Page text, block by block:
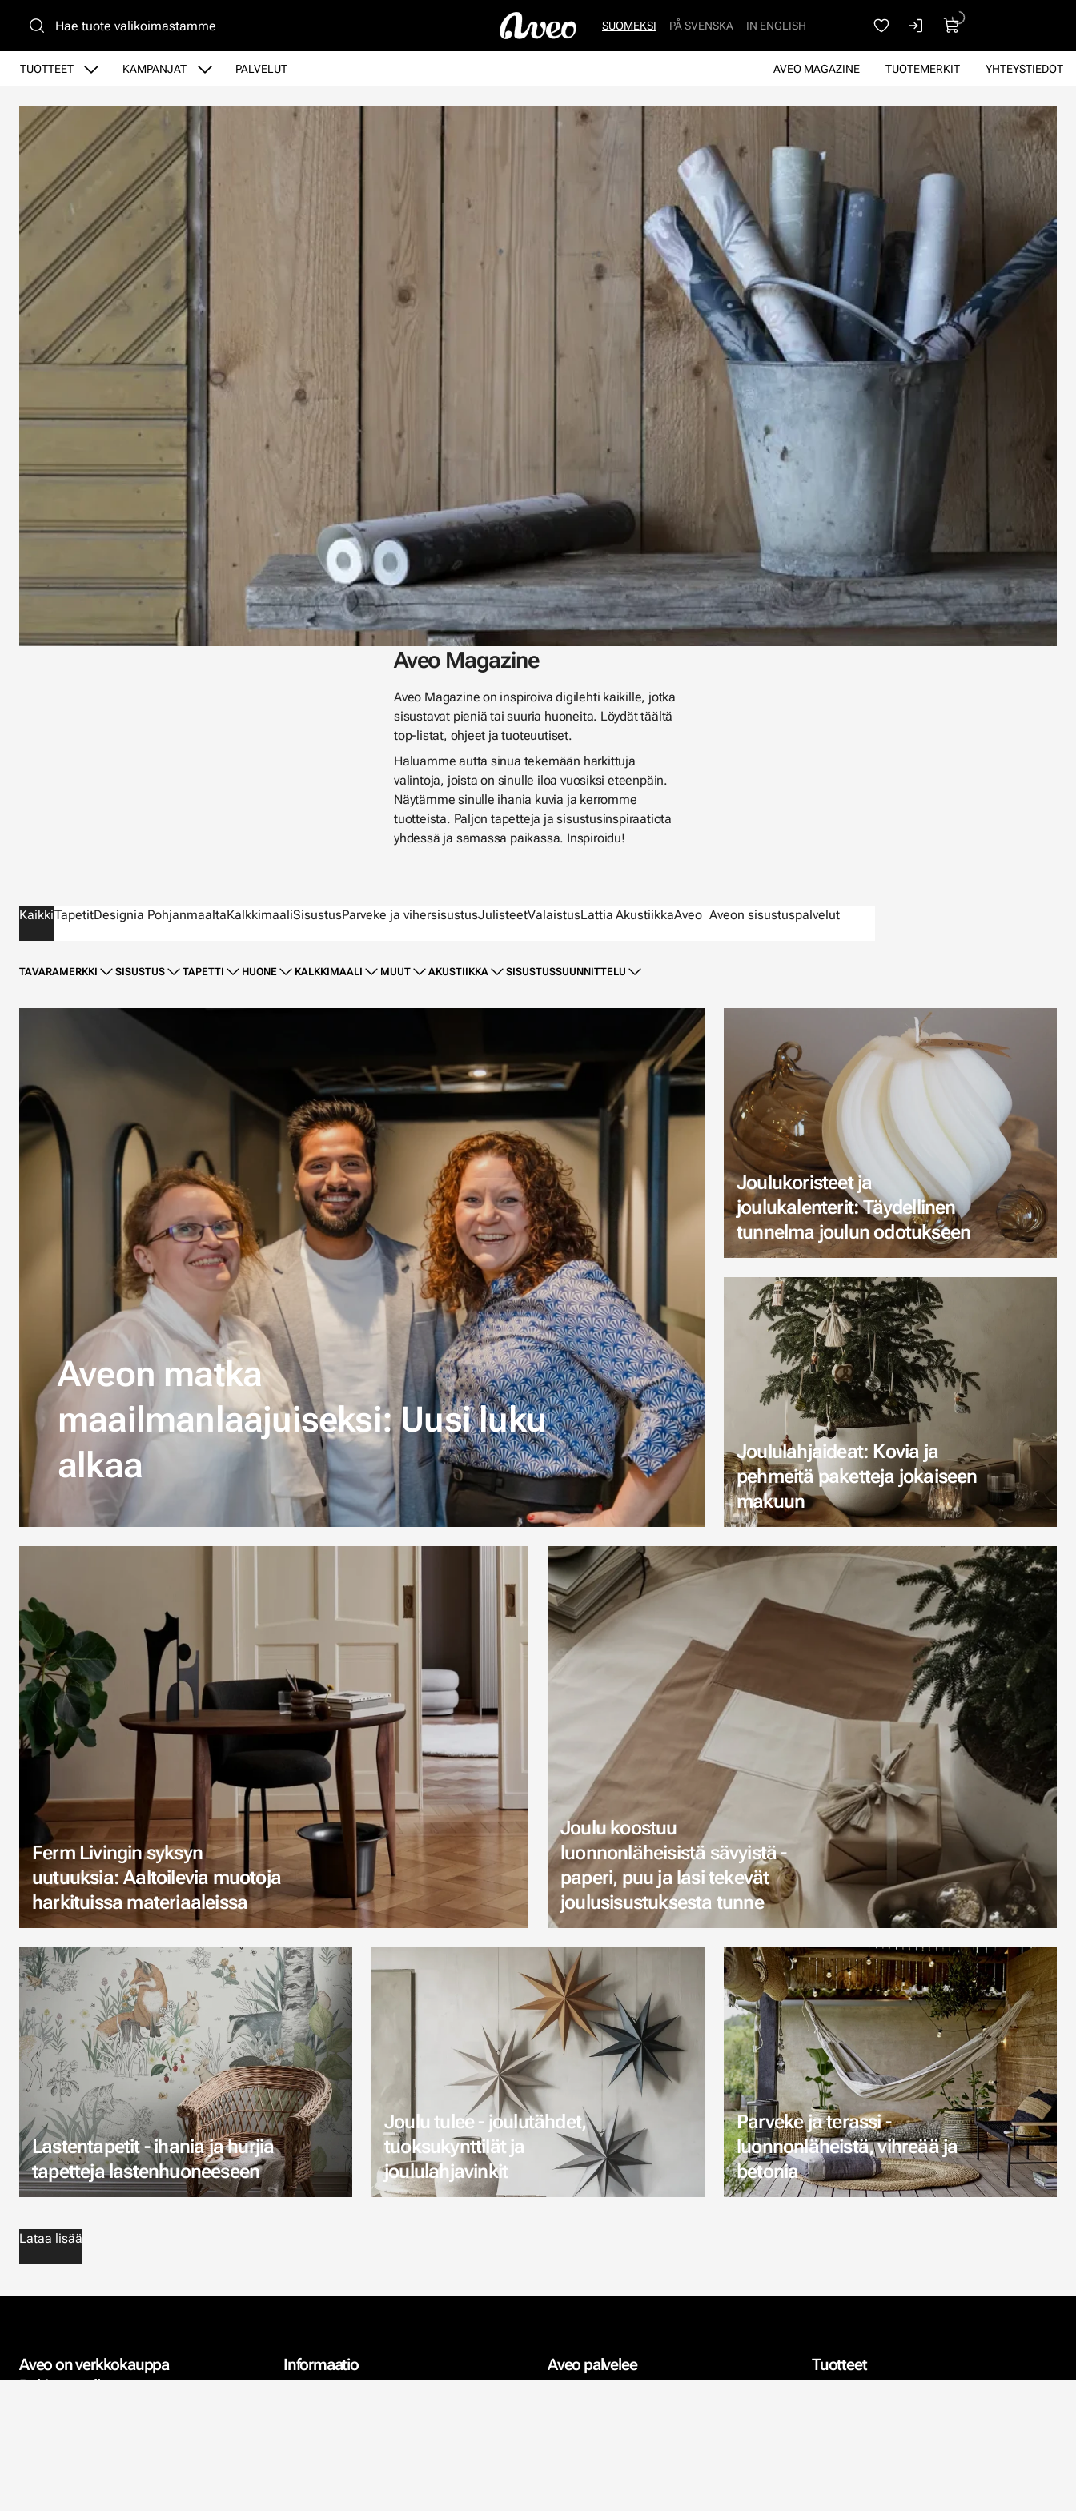
TUOTTEET KAMPANJAT PALVELUT YHTEYSTIEDOT
TUOTEMERKIT
AVEO MAGAZINE
SUOMEKSI PÅ SVENSKA IN ENGLISH
Aveo Magazine
Aveo Magazine on inspiroiva digilehti kaikille, jotka
sisustavat pieniä tai suuria huoneita. Löydät täältä
top-listat, ohjeet ja tuoteuutiset.
Haluamme autta sinua tekemään harkittuja
valintoja, joista on sinulle iloa vuosiksi eteenpäin.
Näytämme sinulle ihania kuvia ja kerromme
tuotteista. Paljon tapetteja ja sisustusinspiraatiota
yhdessä ja samassa paikassa. Inspiroidu!
KaikkiTapetitDesignia PohjanmaaltaKalkkimaaliSisustusParveke ja vihersisustusJulisteetValaistusLattia AkustiikkaAveo Aveon sisustuspalvelut
TAVARAMERKKI SISUSTUS TAPETTI HUONE KALKKIMAALI MUUT AKUSTIIKKA SISUSTUSSUUNNITTELU
Aveon matka
maailmanlaajuiseksi: Uusi luku
alkaa
Joulukoristeet ja
joulukalenterit: Täydellinen
tunnelma joulun odotukseen
Joululahjaideat: Kovia ja
pehmeitä paketteja jokaiseen
makuun
Ferm Livingin syksyn
uutuuksia: Aaltoilevia muotoja
harkituissa materiaaleissa
Joulu koostuu
luonnonläheisistä sävyistä -
paperi, puu ja lasi tekevät
joulusisustuksesta tunne
Lastentapetit - ihania ja hurjia
tapetteja lastenhuoneeseen
Joulu tulee - joulutähdet,
tuoksukynttilät ja
joululahjavinkit
Parveke ja terassi -
luonnonläheistä, vihreää ja
betonia
Lataa lisää
Aveo on verkkokauppa
Pohjanmaalla
Informaatio Aveo palvelee Tuotteet